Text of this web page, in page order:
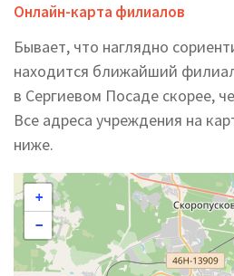
Онлайн-карта филиалов
Бывает, что наглядно
находится ближайший
в Сергиевом Посаде скорее,
Все адреса учреждения на
ниже.
+
−